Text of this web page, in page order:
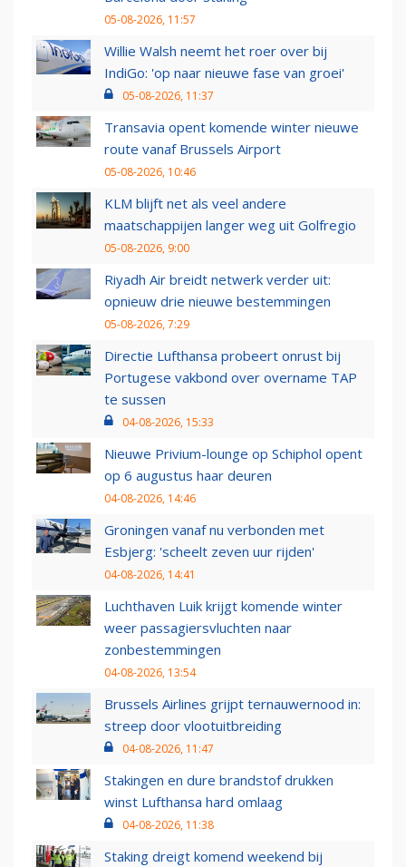
05-08-2026, 11:57
Willie Walsh neemt het roer over bij
IndiGo: 'op naar nieuwe fase van groei'
05-08-2026, 11:37
Transavia opent komende winter nieuwe
route vanaf Brussels Airport
05-08-2026, 10:46
KLM blijft net als veel andere
maatschappijen langer weg uit Golfregio
05-08-2026, 9:00
Riyadh Air breidt netwerk verder uit:
opnieuw drie nieuwe bestemmingen
05-08-2026, 7:29
Directie Lufthansa probeert onrust bij
Portugese vakbond over overname TAP
te sussen
04-08-2026, 15:33
Nieuwe Privium-lounge op Schiphol opent
op 6 augustus haar deuren
04-08-2026, 14:46
Groningen vanaf nu verbonden met
Esbjerg: 'scheelt zeven uur rijden'
04-08-2026, 14:41
Luchthaven Luik krijgt komende winter
weer passagiersvluchten naar
zonbestemmingen
04-08-2026, 13:54
Brussels Airlines grijpt ternauwernood in:
streep door vlootuitbreiding
04-08-2026, 11:47
Stakingen en dure brandstof drukken
winst Lufthansa hard omlaag
04-08-2026, 11:38
Staking dreigt komend weekend bij